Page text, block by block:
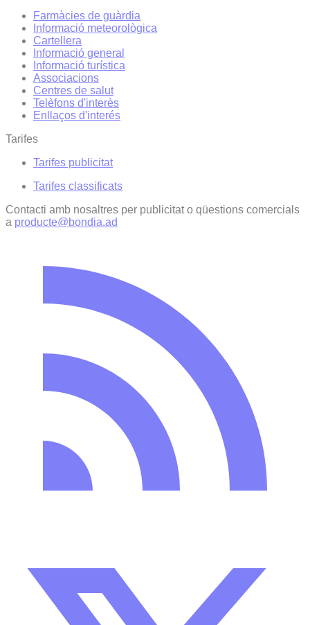
Farmàcies de guàrdia
Informació meteorològica
Cartellera
Informació general
Informació turística
Associacions
Centres de salut
Telèfons d'interès
Enllaços d'interés
Tarifes
Tarifes publicitat
Tarifes classificats
Contacti amb nosaltres per publicitat o qüestions comercials
a producte@bondia.ad